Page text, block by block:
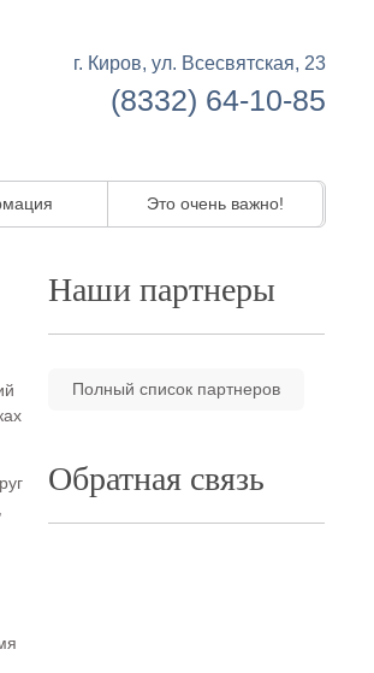
г. Киров, ул. Всесвятская, 23
(8332) 64-10-85
Это очень важно!
Наши партнеры
Полный список партнеров
Обратная связь